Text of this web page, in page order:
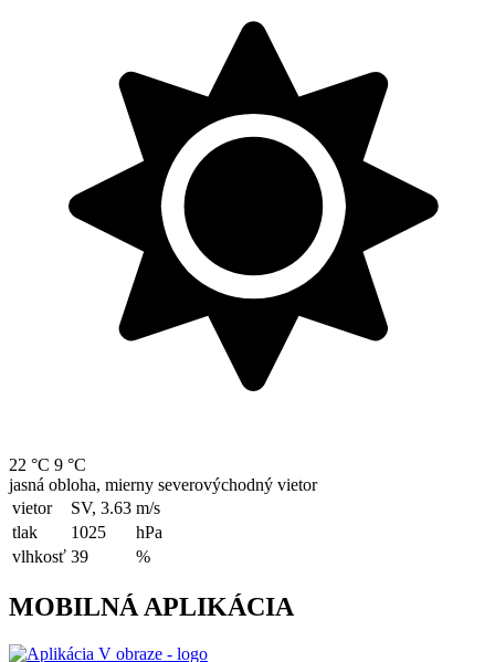
22 °C 9 °C
jasná obloha, mierny severovýchodný vietor
vietor
SV, 3.63 m/s
tlak
1025
hPa
vlhkosť 39 %
MOBILNÁ APLIKÁCIA